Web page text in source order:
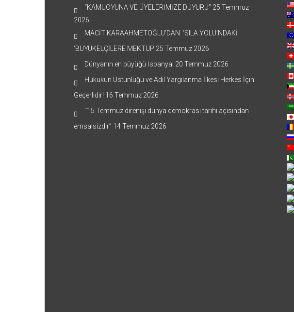
“KAMUOYUNA VE ÜYELERİMİZE DUYURU” 25 Temmuz
2026
MACİT KARAAHMETOĞLU’DAN ‘SILA YOLU’NDAKİ
’BÜYÜKELÇİLERE MEKTUP 25 Temmuz 2026
Dünyanın en büyüğü İspanya! 20 Temmuz 2026
Hukukun Üstünlüğü ve Adil Yargılanma İlkesi Herkes İçin
Geçerlidir! 16 Temmuz 2026
“15 Temmuz direnişi dünya demokrasi tarihi açısından
emsalsizdir” 14 Temmuz 2026